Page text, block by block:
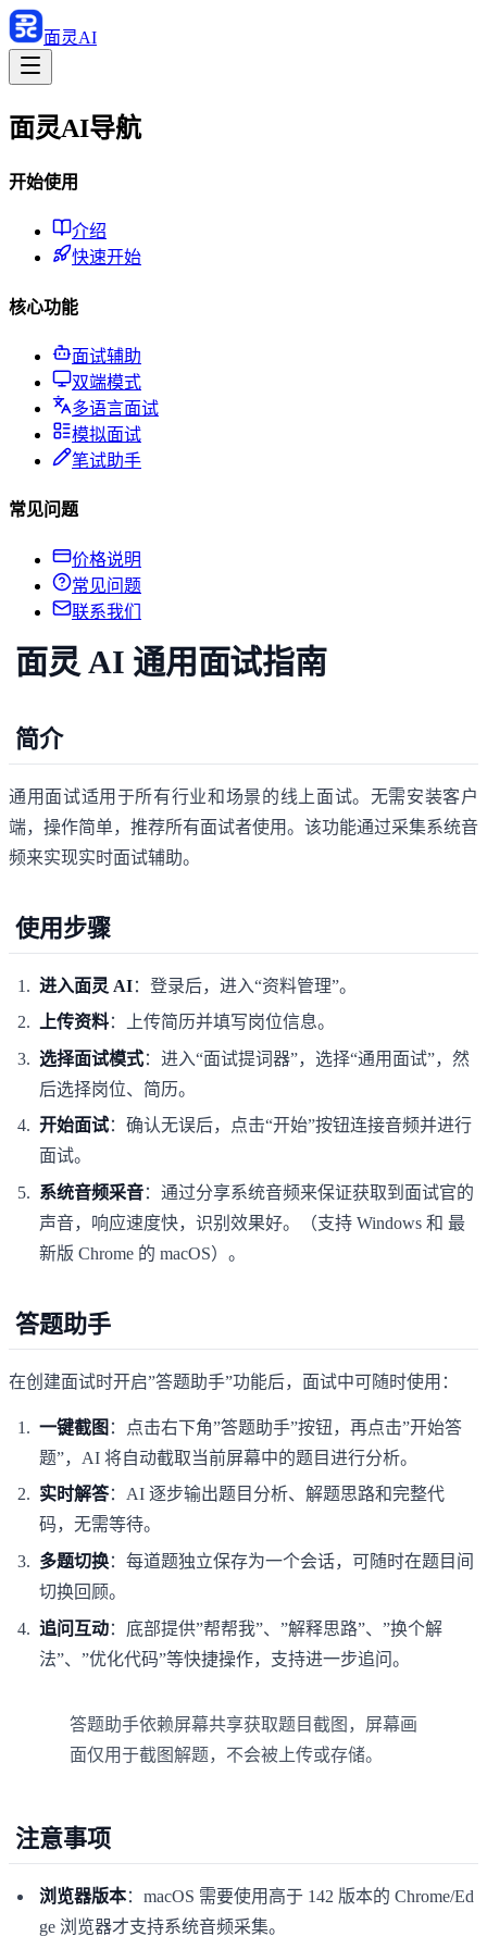
面灵AI
面灵AI导航
开始使用
介绍
快速开始
核心功能
面试辅助
双端模式
多语言面试
模拟面试
笔试助手
常见问题
价格说明
常见问题
联系我们
面灵 AI 通用面试指南
简介
通用面试适用于所有行业和场景的线上面试。无需安装客户
端，操作简单，推荐所有面试者使用。该功能通过采集系统音
频来实现实时面试辅助。
使用步骤
进入面灵 AI：登录后，进入“资料管理”。
上传资料：上传简历并填写岗位信息。
选择面试模式：进入“面试提词器”，选择“通用面试”，然
后选择岗位、简历。
开始面试：确认无误后，点击“开始”按钮连接音频并进行
面试。
系统音频采音：通过分享系统音频来保证获取到面试官的
声音，响应速度快，识别效果好。（支持 Windows 和 最
新版 Chrome 的 macOS）。
答题助手
在创建面试时开启”答题助手”功能后，面试中可随时使用：
一键截图 ：点击右下角”答题助手”按钮，再点击”开始答
题”，AI 将自动截取当前屏幕中的题目进行分析。
实时解答：AI 逐步输出题目分析、解题思路和完整代
码，无需等待。
多题切换：每道题独立保存为一个会话，可随时在题目间
切换回顾。
追问互动：底部提供”帮帮我”、”解释思路”、”换个解
法”、”优化代码”等快捷操作，支持进一步追问。
答题助手依赖屏幕共享获取题目截图，屏幕画
面仅用于截图解题，不会被上传或存储。
注意事项
浏览器版本：macOS 需要使用高于 142 版本的 Chrome/Ed
ge 浏览器才支持系统音频采集。